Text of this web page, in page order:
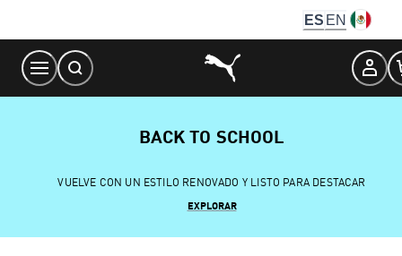
Content
ES EN
BACK TO SCHOOL
VUELVE CON UN ESTILO RENOVADO Y LISTO PARA DESTACAR
EXPLORAR